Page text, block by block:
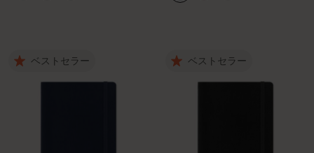
ベストセラー ベストセラー